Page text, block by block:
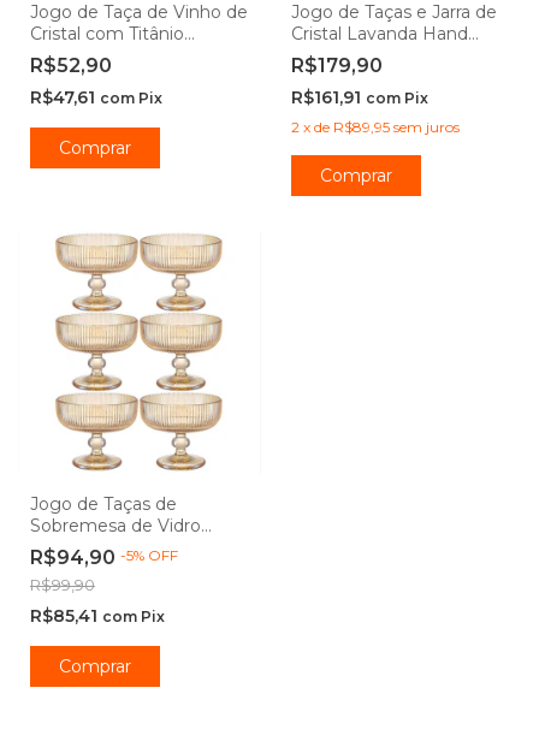
Jogo de Taça de Vinho de
Cristal com Titânio
Mendoza 480mL - Seu
Lar
R$52,90
R$47,61 com Pix
Comprar
Jogo de Taças e Jarra de
Cristal Lavanda Hand
Painting 7 peças - Lyor
R$179,90
R$161,91 com Pix
2 x de R$89,95 sem juros
Jogo de Taças de
Sobremesa de Vidro
Âmbar Graffiato 310ml 6
peças - Hauskraft
R$94,90 -5% OFF
R$99,90
R$85,41 com Pix